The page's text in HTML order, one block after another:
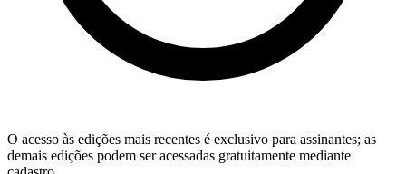
O acesso às edições mais recentes é exclusivo para assinantes; as
demais edições podem ser acessadas gratuitamente mediante